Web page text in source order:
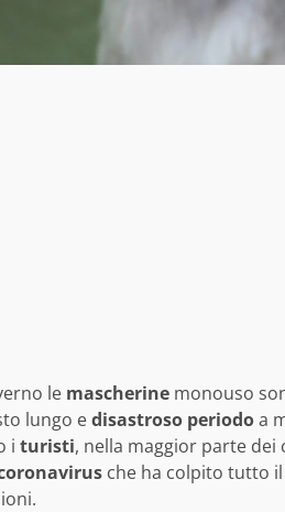
le mascherine monouso
lungo edisastroso periodoa
i turisti, nella maggior parte dei
che ha colpito tutto